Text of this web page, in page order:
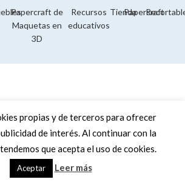
Papercraft de
Maquetas en
3D
Recursos
educativos
TiendaPapercraft
propias y de terceros para ofrecer
de interés. Al continuar con la
que acepta el uso de cookies.
Aceptar Leer más